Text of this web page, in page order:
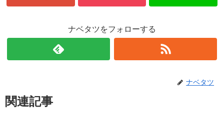
ナベタツをフォローする
ナベタツ
関連記事